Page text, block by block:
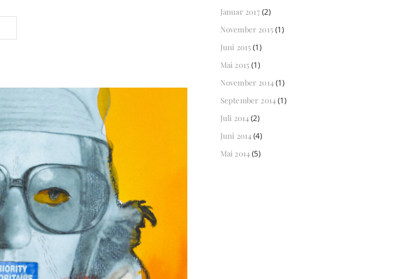
Januar 2017(2)
November 2015 (1)
Juni 2015 (1)
Mai 2015 (1)
November 2014 (1)
September 2014 (1)
Juli 2014 (2)
Juni 2014 (4)
Mai 2014 (5)